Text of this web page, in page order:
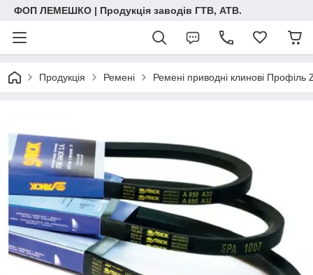
ФОП ЛЕМЕШКО | Продукція заводів ГТВ, АТВ.
Продукція Ремені Ремені приводні клинові